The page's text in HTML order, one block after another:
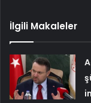
İlgili Makaleler